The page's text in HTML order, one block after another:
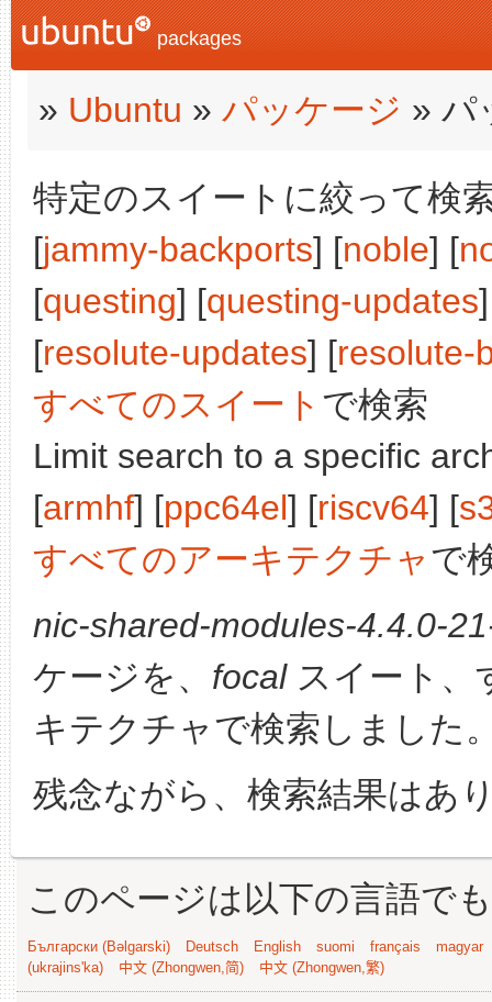
packages
» Ubuntu » パッケージ » パ
特定のスイートに絞って検
[jammy-backports] [noble] [
[questing] [questing-updates
[resolute-updates] [resolute-
すべてのスイート で検索
Limit search to a specific
[armhf] [ppc64el] [riscv64] [
すべてのアーキテクチャで
nic-shared-modules-4.4.0-
ケージを、 focalスイート、
キテクチャで検索しました
残念ながら、検索結果はあ
このページは以下の言語で
Български (Bəlgarski) Deutsch English suomi français
magyar
(ukrajins'ka)
中文 (Zhongwen,简) 中文 (Zhongwen,繁)